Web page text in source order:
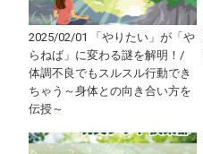
2025/02/01 「やりたい」が「や
らねば」に変わる謎を解明！/
体調不良でもスルスル行動でき
ちゃう～身体との向き合い方を
伝授～